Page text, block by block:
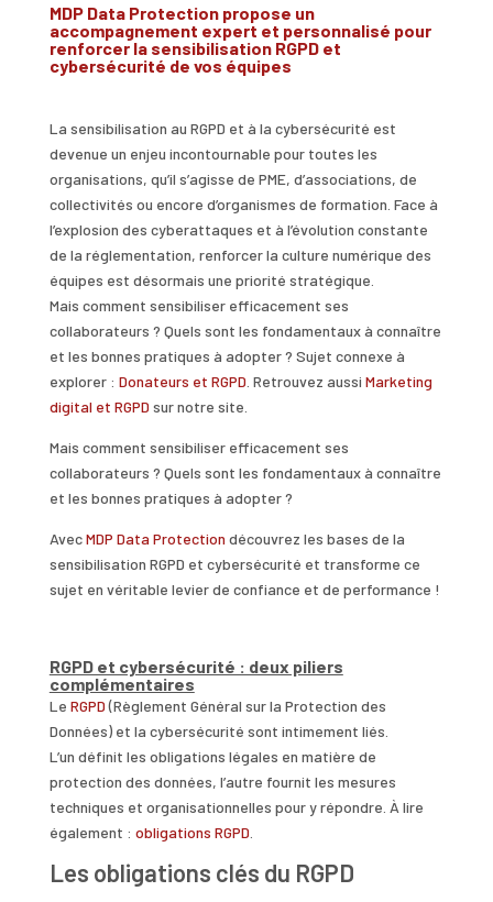
MDP Data Protection propose un
accompagnement expert et personnalisé pour
renforcer la sensibilisation RGPD et
cybersécurité de vos équipes
La sensibilisation au RGPD et à la cybersécurité est
devenue un enjeu incontournable pour toutes les
organisations, qu’il s’agisse de PME, d’associations, de
collectivités ou encore d’organismes de formation. Face à
l’explosion des cyberattaques et à l’évolution constante
de la réglementation, renforcer la culture numérique des
équipes est désormais une priorité stratégique.
Mais comment sensibiliser efficacement ses
collaborateurs ? Quels sont les fondamentaux à connaître
et les bonnes pratiques à adopter ? Sujet connexe à
explorer : Donateurs et RGPD . Retrouvez aussi Marketing
digital et RGPD sur notre site.
Mais comment sensibiliser efficacement ses
collaborateurs ? Quels sont les fondamentaux à connaître
et les bonnes pratiques à adopter ?
AvecMDP Data Protection découvrez les bases de la
sensibilisation RGPD et cybersécurité et transforme ce
sujet en véritable levier de confiance et de performance !
RGPD et cybersécurité : deux piliers
complémentaires
Le RGPD(Règlement Général sur la Protection des
Données) et la cybersécurité sont intimement liés.
L’un définit les obligations légales en matière de
protection des données, l’autre fournit les mesures
techniques et organisationnelles pour y répondre. À lire
également : obligations RGPD
Les obligations clés du RGPD